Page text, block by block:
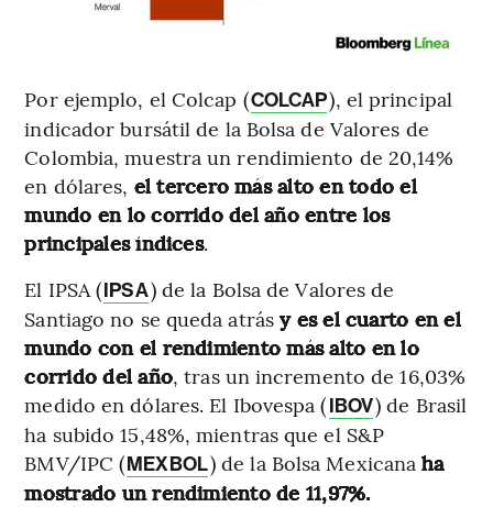
Por ejemplo, el Colcap (COLCAP), el principal
indicador bursátil de la Bolsa de Valores de
Colombia, muestra un rendimiento de 20,14%
en dólares, el tercero más alto en todo el
mundo en lo corrido del año entre los
principales índices.
El IPSA (IPSA) de la Bolsa de Valores de
Santiago no se queda atrásy es el cuarto en el
mundo con el rendimiento más alto en lo
corrido del año, tras un incremento de 16,03%
medido en dólares. El Ibovespa (IBOV) de Brasil
ha subido 15,48%, mientras que el S&P
BMV/IPC (MEXBOL) de la Bolsa Mexicanaha
mostrado un rendimiento de 11,97%.